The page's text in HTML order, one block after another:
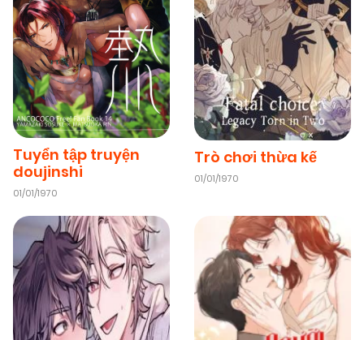
Tuyển tập truyện
doujinshi
01/01/1970
Trò chơi thừa kế
01/01/1970